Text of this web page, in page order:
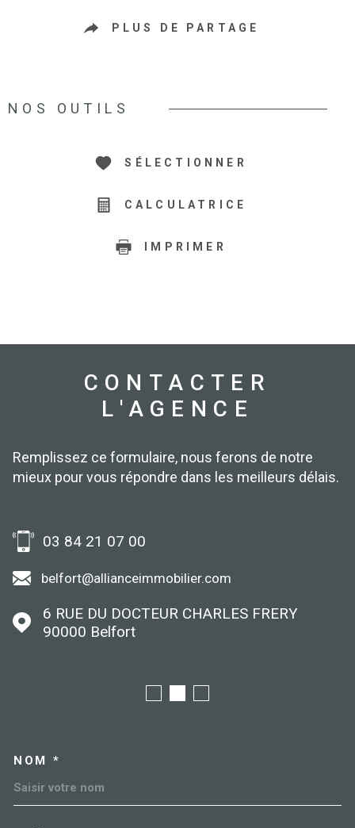
PLUS DE PARTAGE
NOS OUTILS
SÉLECTIONNER
CALCULATRICE
IMPRIMER
CONTACTER
L'AGENCE
Remplissez ce formulaire, nous ferons de notre
mieux pour vous répondre dans les meilleurs délais.
03 84 21 07 00
belfort@allianceimmobilier.com
6 RUE DU DOCTEUR CHARLES FRERY
90000
Belfort
NOM *